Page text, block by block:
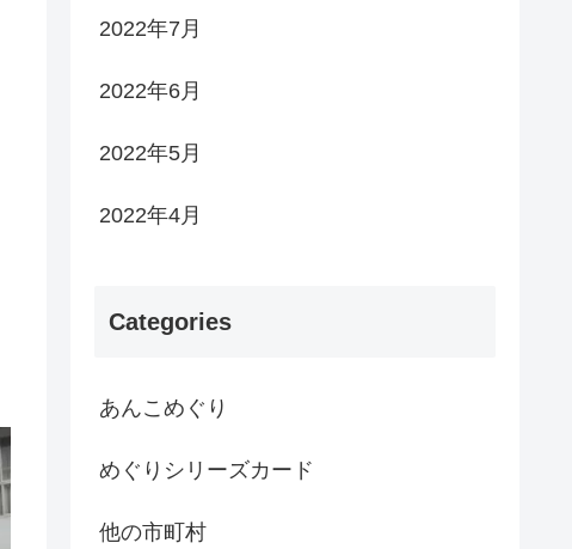
2022年7月
2022年6月
2022年5月
2022年4月
Categories
あんこめぐり
めぐりシリーズカード
他の市町村